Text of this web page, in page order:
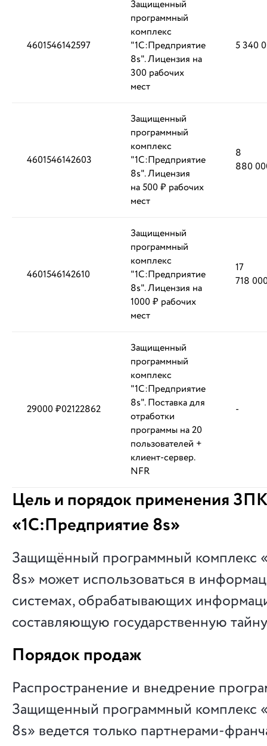
4601546142597
Защищенный
программный
комплекс
"1С:Предприятие
8s". Лицензия на
300 рабочих
мест
5 340
4601546142603
Защищенный
программный
комплекс
"1С:Предприятие
8s". Лицензия
на 500 ₽ рабочих
мест
8
880
4601546142610
Защищенный
программный
комплекс
"1С:Предприятие
8s". Лицензия на
1000 ₽ рабочих
мест
17
718
29000 ₽02122862
Защищенный
программный
комплекс
"1С:Предприятие
8s". Поставка для
отработки
программы на 20
пользователей +
клиент-сервер.
NFR
-
Цель и порядок применения ЗПК
«1С:Предприятие 8s»
Защищённый программный комплекс
8s» может использоваться в
системах, обрабатывающих
составляющую государственную
Порядок продаж
Распространение и внедрение
Защищенный программный комплекс
8s» ведется только партнерами-